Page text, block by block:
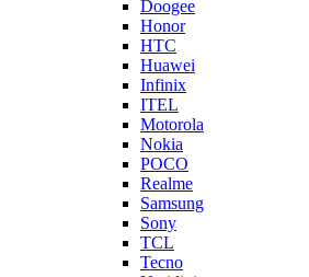
Doogee
Honor
HTC
Huawei
Infinix
ITEL
Motorola
Nokia
POCO
Realme
Samsung
Sony
TCL
Tecno